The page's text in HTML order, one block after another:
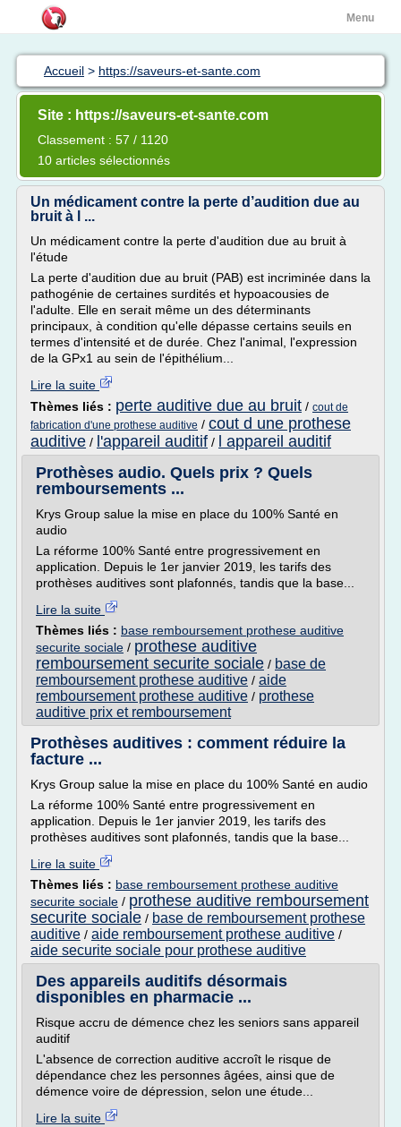
Menu
Accueil > https://saveurs-et-sante.com
Site : https://saveurs-et-sante.com
Classement : 57 / 1120
10 articles sélectionnés
Un médicament contre la perte d’audition due au
bruit à l ...
Un médicament contre la perte d'audition due au bruit à
l'étude
La perte d'audition due au bruit (PAB) est incriminée dans la
pathogénie de certaines surdités et hypoacousies de
l'adulte. Elle en serait même un des déterminants
principaux, à condition qu'elle dépasse certains seuils en
termes d'intensité et de durée. Chez l'animal, l'expression
de la GPx1 au sein de l'épithélium...
Lire la suite
Thèmes liés : perte auditive due au bruit / cout de
fabrication d'une prothese auditive / cout d une prothese
auditive / l'appareil auditif /
l appareil auditif
Prothèses audio. Quels prix ? Quels
remboursements ...
Krys Group salue la mise en place du 100% Santé en
audio
La réforme 100% Santé entre progressivement en
application. Depuis le 1er janvier 2019, les tarifs des
prothèses auditives sont plafonnés, tandis que la base...
Lire la suite
Thèmes liés : base remboursement prothese auditive
securite sociale / prothese auditive
remboursement securite sociale / base de
remboursement prothese auditive / aide
remboursement prothese auditive / prothese
auditive prix et remboursement
Prothèses auditives : comment réduire la
facture ...
Krys Group salue la mise en place du 100% Santé en audio
La réforme 100% Santé entre progressivement en
application. Depuis le 1er janvier 2019, les tarifs des
prothèses auditives sont plafonnés, tandis que la base...
Lire la suite
Thèmes liés : base remboursement prothese auditive
securite sociale / prothese auditive remboursement
securite sociale / base de remboursement prothese
auditive / aide remboursement prothese auditive /
aide securite sociale pour prothese auditive
Des appareils auditifs désormais
disponibles en pharmacie ...
Risque accru de démence chez les seniors sans appareil
auditif
L'absence de correction auditive accroît le risque de
dépendance chez les personnes âgées, ainsi que de
démence voire de dépression, selon une étude...
Lire la suite